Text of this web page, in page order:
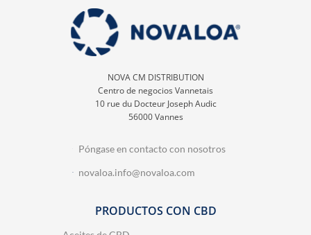
NOVA CM DISTRIBUTION
Centro de negocios Vannetais
10 rue du Docteur Joseph Audic
56000 Vannes
Póngase en contacto con nosotros
novaloa.info@novaloa.com
PRODUCTOS CON CBD